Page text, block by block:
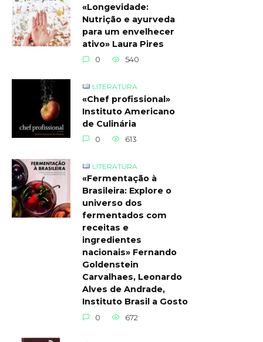
«Longevidade:
Nutrição e ayurveda
para um envelhecer
ativo» Laura Pires
0 540
LITERATURA
«Chef profissional»
Instituto Americano
de Culinária
0 613
LITERATURA
«Fermentação à
Brasileira: Explore o
universo dos
fermentados com
receitas e
ingredientes
nacionais» Fernando
Goldenstein
Carvalhaes, Leonardo
Alves de Andrade,
Instituto Brasil a Gosto
0 672